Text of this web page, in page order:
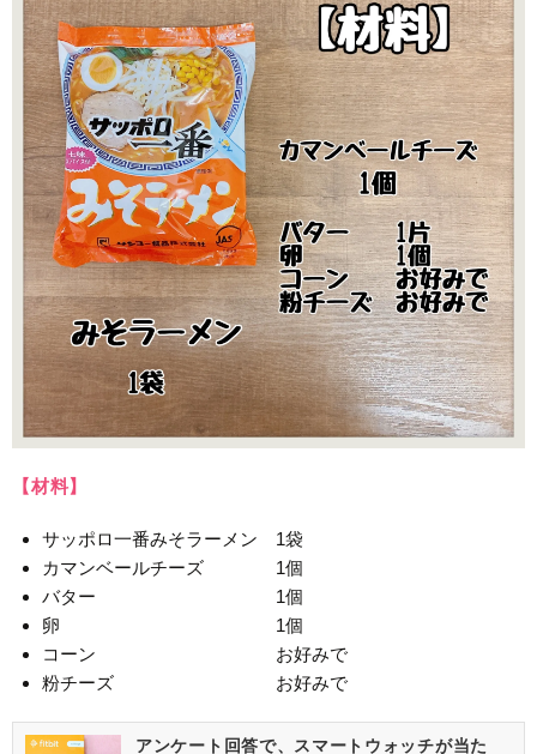
【材料】
サッポロ一番みそラーメン 1袋
カマンベールチーズ 1個
バター 1個
卵 1個
コーン お好みで
粉チーズ お好みで
アンケート回答で、スマートウォッチが当た